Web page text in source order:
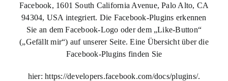
Facebook, 1601 South California Avenue, Palo Alto, CA
94304, USA integriert. Die Facebook-Plugins erkennen
Sie an dem Facebook-Logo oder dem „Like-Button“
(„Gefällt mir“) auf unserer Seite. Eine Übersicht über die
Facebook-Plugins finden Sie
hier: https://developers.facebook.com/docs/plugins/.